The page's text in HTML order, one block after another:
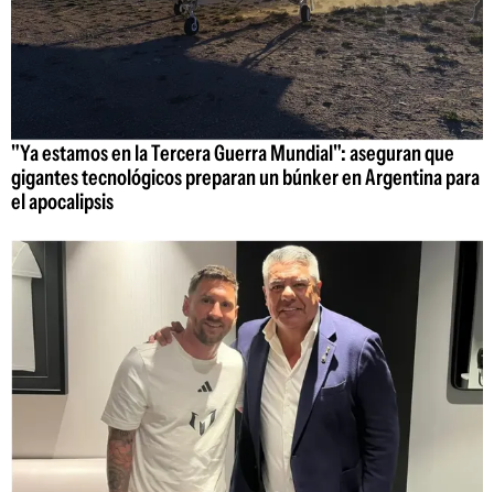
"Ya estamos en la Tercera Guerra Mundial": aseguran que
gigantes tecnológicos preparan un búnker en Argentina para
el apocalipsis